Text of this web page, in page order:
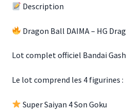
Description
Dragon Ball DAIMA – HG
Lot complet officiel Bandai
Le lot comprend les 4 figurines :
Super Saiyan 4 Son Goku